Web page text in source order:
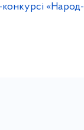
«Народ-